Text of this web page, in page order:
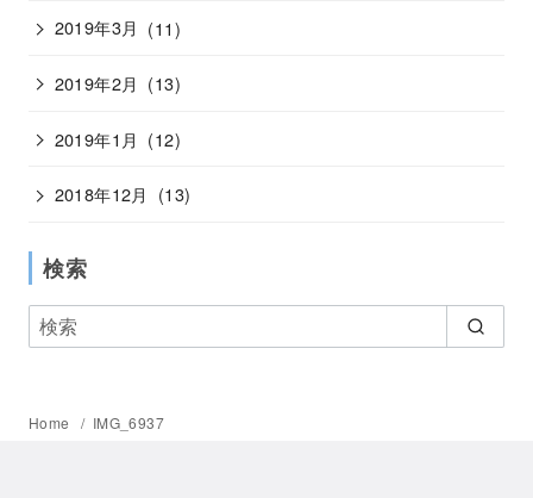
2019年3月 (11)
2019年2月 (13)
2019年1月 (12)
2018年12月 (13)
検索
Home IMG_6937